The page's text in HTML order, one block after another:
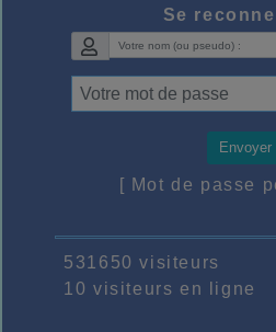
Se
Envoyer
[ Mot de passe
531650 visiteurs
10 visiteurs en ligne